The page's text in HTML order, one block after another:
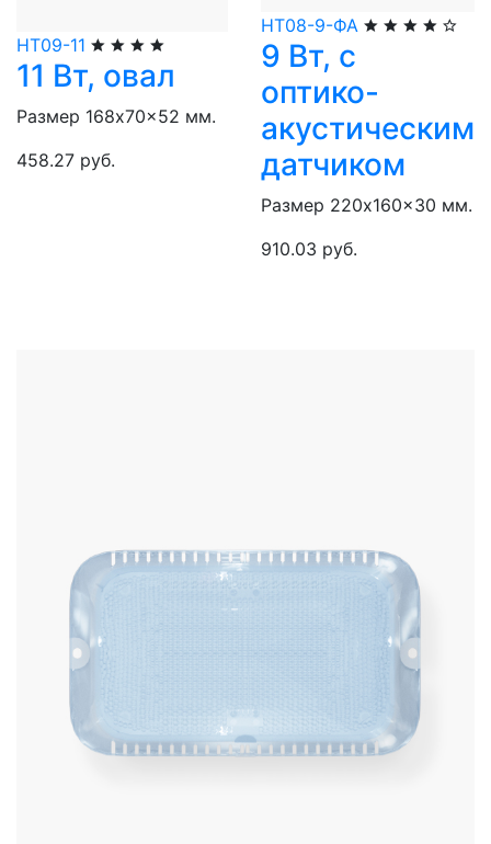
НТ09-11
11 Вт, овал
Размер 168x70x52 мм.
458.27 руб.
НТ08-9-ФА
9 Вт, с
оптико-
акустическим
датчиком
Размер 220x160x30 мм.
910.03 руб.